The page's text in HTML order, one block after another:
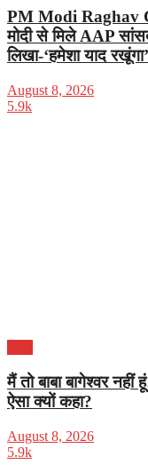
PM Modi Raghav
मोदी से मिले AAP
लिखा-‘हमेशा याद रखूंगा’
August 8, 2026
5.9k
मैं तो बाबा बागेश्वर
ऐसा क्यों कहा?
August 8, 2026
5.9k